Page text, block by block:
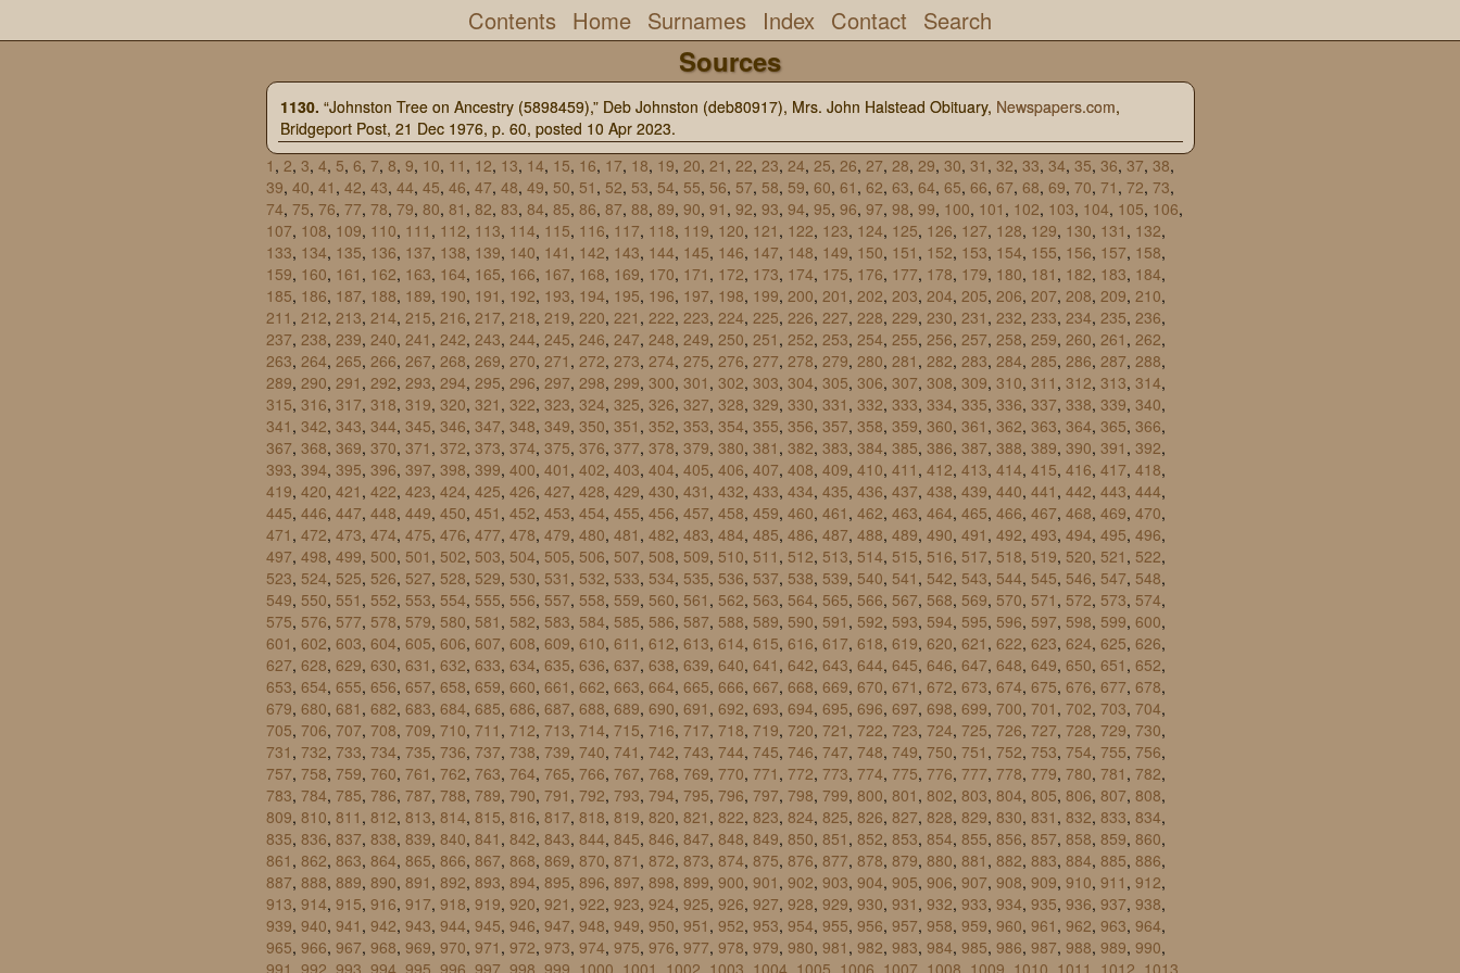
Contents Home Surnames Index Contact Search
Sources
1130. “Johnston Tree on Ancestry (5898459),” Deb Johnston (deb80917), Mrs. John Halstead Obituary, Newspapers.com,
Bridgeport Post, 21 Dec 1976, p. 60, posted 10 Apr 2023.
1 , 2, 3, 4, 5, 6, 7, 8, 9, 10, 11 , 12, 13, 14, 15, 16, 17, 18, 19, 20, 21 , 22, 23, 24, 25, 26, 27, 28, 29, 30, 31 , 32, 33, 34, 35, 36, 37, 38,
39, 40, 41 , 42, 43, 44, 45, 46, 47, 48, 49, 50, 51 , 52, 53, 54, 55, 56, 57, 58, 59, 60, 61 , 62, 63, 64, 65, 66, 67, 68, 69, 70, 71 , 72, 73,
74, 75, 76, 77, 78, 79, 80, 81 , 82, 83, 84, 85, 86, 87, 88, 89, 90, 91 , 92, 93, 94, 95, 96, 97, 98, 99, 100, 101 , 102, 103, 104, 105, 106,
107, 108, 109, 110, 111 , 112, 113, 114, 115, 116, 117, 118, 119, 120, 121 , 122, 123, 124, 125, 126, 127, 128, 129, 130, 131 , 132,
133, 134, 135, 136, 137, 138, 139, 140, 141 , 142, 143, 144, 145, 146, 147, 148, 149, 150, 151 , 152, 153, 154, 155, 156, 157, 158,
159, 160, 161 , 162, 163, 164, 165, 166, 167, 168, 169, 170, 171 , 172, 173, 174, 175, 176, 177, 178, 179, 180, 181 , 182, 183, 184,
185, 186, 187, 188, 189, 190, 191 , 192, 193, 194, 195, 196, 197, 198, 199, 200, 201 , 202, 203, 204, 205, 206, 207, 208, 209, 210,
211 , 212, 213, 214, 215, 216, 217, 218, 219, 220, 221 , 222, 223, 224, 225, 226, 227, 228, 229, 230, 231 , 232, 233, 234, 235, 236,
237, 238, 239, 240, 241 , 242, 243, 244, 245, 246, 247, 248, 249, 250, 251 , 252, 253, 254, 255, 256, 257, 258, 259, 260, 261 , 262,
263, 264, 265, 266, 267, 268, 269, 270, 271 , 272, 273, 274, 275, 276, 277, 278, 279, 280, 281 , 282, 283, 284, 285, 286, 287, 288,
289, 290, 291 , 292, 293, 294, 295, 296, 297, 298, 299, 300, 301 , 302, 303, 304, 305, 306, 307, 308, 309, 310, 311 , 312, 313, 314,
315, 316, 317, 318, 319, 320, 321 , 322, 323, 324, 325, 326, 327, 328, 329, 330, 331 , 332, 333, 334, 335, 336, 337, 338, 339, 340,
341 , 342, 343, 344, 345, 346, 347, 348, 349, 350, 351 , 352, 353, 354, 355, 356, 357, 358, 359, 360, 361 , 362, 363, 364, 365, 366,
367, 368, 369, 370, 371 , 372, 373, 374, 375, 376, 377, 378, 379, 380, 381 , 382, 383, 384, 385, 386, 387, 388, 389, 390, 391 , 392,
393, 394, 395, 396, 397, 398, 399, 400, 401 , 402, 403, 404, 405, 406, 407, 408, 409, 410, 411 , 412, 413, 414, 415, 416, 417, 418,
419, 420, 421 , 422, 423, 424, 425, 426, 427, 428, 429, 430, 431 , 432, 433, 434, 435, 436, 437, 438, 439, 440, 441 , 442, 443, 444,
445, 446, 447, 448, 449, 450, 451 , 452, 453, 454, 455, 456, 457, 458, 459, 460, 461 , 462, 463, 464, 465, 466, 467, 468, 469, 470,
471 , 472, 473, 474, 475, 476, 477, 478, 479, 480, 481 , 482, 483, 484, 485, 486, 487, 488, 489, 490, 491 , 492, 493, 494, 495, 496,
497, 498, 499, 500, 501 , 502, 503, 504, 505, 506, 507, 508, 509, 510, 511 , 512, 513, 514, 515, 516, 517, 518, 519, 520, 521 , 522,
523, 524, 525, 526, 527, 528, 529, 530, 531 , 532, 533, 534, 535, 536, 537, 538, 539, 540, 541 , 542, 543, 544, 545, 546, 547, 548,
549, 550, 551 , 552, 553, 554, 555, 556, 557, 558, 559, 560, 561 , 562, 563, 564, 565, 566, 567, 568, 569, 570, 571 , 572, 573, 574,
575, 576, 577, 578, 579, 580, 581 , 582, 583, 584, 585, 586, 587, 588, 589, 590, 591 , 592, 593, 594, 595, 596, 597, 598, 599, 600,
601 , 602, 603, 604, 605, 606, 607, 608, 609, 610, 611 , 612, 613, 614, 615, 616, 617, 618, 619, 620, 621 , 622, 623, 624, 625, 626,
627, 628, 629, 630, 631 , 632, 633, 634, 635, 636, 637, 638, 639, 640, 641 , 642, 643, 644, 645, 646, 647, 648, 649, 650, 651 , 652,
653, 654, 655, 656, 657, 658, 659, 660, 661 , 662, 663, 664, 665, 666, 667, 668, 669, 670, 671 , 672, 673, 674, 675, 676, 677, 678,
679, 680, 681 , 682, 683, 684, 685, 686, 687, 688, 689, 690, 691 , 692, 693, 694, 695, 696, 697, 698, 699, 700, 701 , 702, 703, 704,
705, 706, 707, 708, 709, 710, 711 , 712, 713, 714, 715, 716, 717, 718, 719, 720, 721 , 722, 723, 724, 725, 726, 727, 728, 729, 730,
731 , 732, 733, 734, 735, 736, 737, 738, 739, 740, 741 , 742, 743, 744, 745, 746, 747, 748, 749, 750, 751 , 752, 753, 754, 755, 756,
757, 758, 759, 760, 761 , 762, 763, 764, 765, 766, 767, 768, 769, 770, 771 , 772, 773, 774, 775, 776, 777, 778, 779, 780, 781 , 782,
783, 784, 785, 786, 787, 788, 789, 790, 791 , 792, 793, 794, 795, 796, 797, 798, 799, 800, 801 , 802, 803, 804, 805, 806, 807, 808,
809, 810, 811 , 812, 813, 814, 815, 816, 817, 818, 819, 820, 821 , 822, 823, 824, 825, 826, 827, 828, 829, 830, 831 , 832, 833, 834,
835, 836, 837, 838, 839, 840, 841 , 842, 843, 844, 845, 846, 847, 848, 849, 850, 851 , 852, 853, 854, 855, 856, 857, 858, 859, 860,
861 , 862, 863, 864, 865, 866, 867, 868, 869, 870, 871 , 872, 873, 874, 875, 876, 877, 878, 879, 880, 881 , 882, 883, 884, 885, 886,
887, 888, 889, 890, 891 , 892, 893, 894, 895, 896, 897, 898, 899, 900, 901 , 902, 903, 904, 905, 906, 907, 908, 909, 910, 911 , 912,
913, 914, 915, 916, 917, 918, 919, 920, 921 , 922, 923, 924, 925, 926, 927, 928, 929, 930, 931 , 932, 933, 934, 935, 936, 937, 938,
939, 940, 941 , 942, 943, 944, 945, 946, 947, 948, 949, 950, 951 , 952, 953, 954, 955, 956, 957, 958, 959, 960, 961 , 962, 963, 964,
965, 966, 967, 968, 969, 970, 971 , 972, 973, 974, 975, 976, 977, 978, 979, 980, 981 , 982, 983, 984, 985, 986, 987, 988, 989, 990,
991 992 993 994 995 996 997 998 999 1000 1001 1002 1003 1004 1005 1006 1007 1008 1009 1010 1011 1012 1013